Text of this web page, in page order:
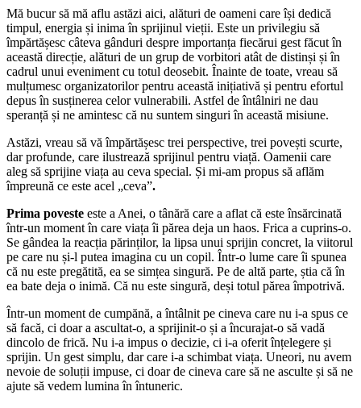
Mă bucur să mă aflu astăzi aici, alături de oameni care își dedică
timpul, energia și inima în sprijinul vieții. Este un privilegiu să
împărtășesc câteva gânduri despre importanța fiecărui gest făcut în
această direcție, alături de un grup de vorbitori atât de distinși și în
cadrul unui eveniment cu totul deosebit. Înainte de toate, vreau să
mulțumesc organizatorilor pentru această inițiativă și pentru efortul
depus în susținerea celor vulnerabili. Astfel de întâlniri ne dau
speranță și ne amintesc că nu suntem singuri în această misiune.
Astăzi, vreau să vă împărtășesc trei perspective, trei povești scurte,
dar profunde, care ilustrează sprijinul pentru viață. Oamenii care
aleg să sprijine viața au ceva special. Și mi-am propus să aflăm
împreună ce este acel „ceva”.
Prima poveste este a Anei, o tânără care a aflat că este însărcinată
într-un moment în care viața îi părea deja un haos. Frica a cuprins-o.
Se gândea la reacția părinților, la lipsa unui sprijin concret, la viitorul
pe care nu și-l putea imagina cu un copil. Într-o lume care îi spunea
că nu este pregătită, ea se simțea singură. Pe de altă parte, știa că în
ea bate deja o inimă. Că nu este singură, deși totul părea împotrivă.
Într-un moment de cumpănă, a întâlnit pe cineva care nu i-a spus ce
să facă, ci doar a ascultat-o, a sprijinit-o și a încurajat-o să vadă
dincolo de frică. Nu i-a impus o decizie, ci i-a oferit înțelegere și
sprijin. Un gest simplu, dar care i-a schimbat viața. Uneori, nu avem
nevoie de soluții impuse, ci doar de cineva care să ne asculte și să ne
ajute să vedem lumina în întuneric.